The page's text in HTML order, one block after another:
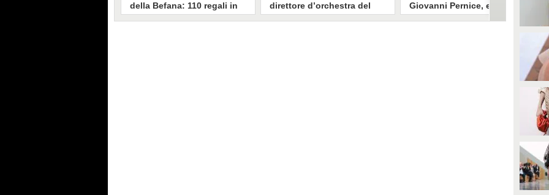
della Befana: 110 regali in
formato mini
direttore d’orchestra del
concerto di Capodanno di
Giovanni Pernice, elegante
look coordinato per dare il